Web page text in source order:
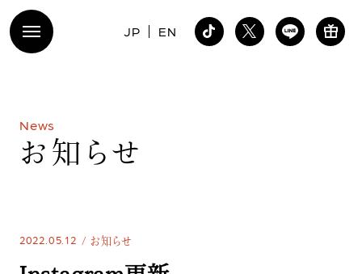
JP EN
News
お 知 ら せ
2022.05.12 お知らせ